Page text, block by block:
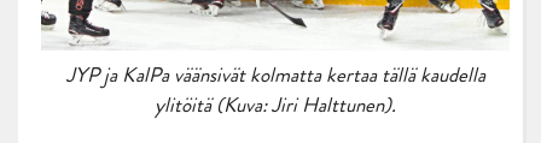
JYP ja KalPa väänsivät kolmatta kertaa tällä kaudella
ylitöitä (Kuva: Jiri Halttunen).